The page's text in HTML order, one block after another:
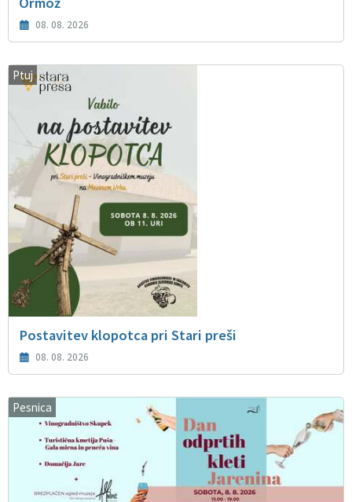
08. 08. 2026
Ptuj
Postavitev klopotca pri Stari preši
08. 08. 2026
Pesnica